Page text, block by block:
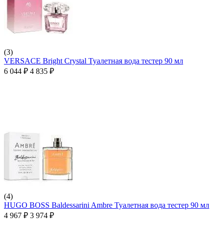
(3)
VERSACE Bright Crystal Туалетная вода тестер 90 мл
6 044 ₽ 4 835 ₽
(4)
HUGO BOSS Baldessarini Ambre Туалетная вода тестер 90 мл
4 967 ₽ 3 974 ₽